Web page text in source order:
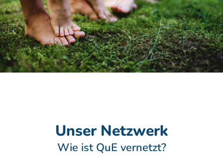
Unser Netzwerk
Wie ist QuE vernetzt?